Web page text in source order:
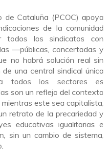
de Cataluña (PCOC) apoya
de la comunidad
todos los sindicatos con
—públicas, concertadas y
no habrá solución real sin
una central sindical única
todos los sectores es
son un reflejo del contexto
este sea capitalista,
retrato de la precariedad y
educativas igualitarias e
sin un cambio de sistema,